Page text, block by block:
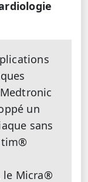
un
sans
le Micra®